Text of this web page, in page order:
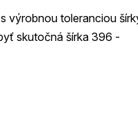
výrobnou toleranciou
skutočná šírka 396 -